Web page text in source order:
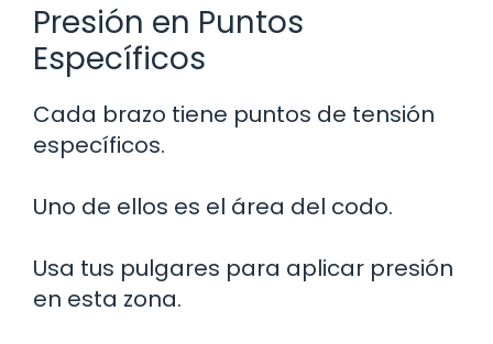
Presión en Puntos
Específicos
Cada brazo tiene puntos de tensión
específicos.
Uno de ellos es el área del codo.
Usa tus pulgares para aplicar presión
en esta zona.